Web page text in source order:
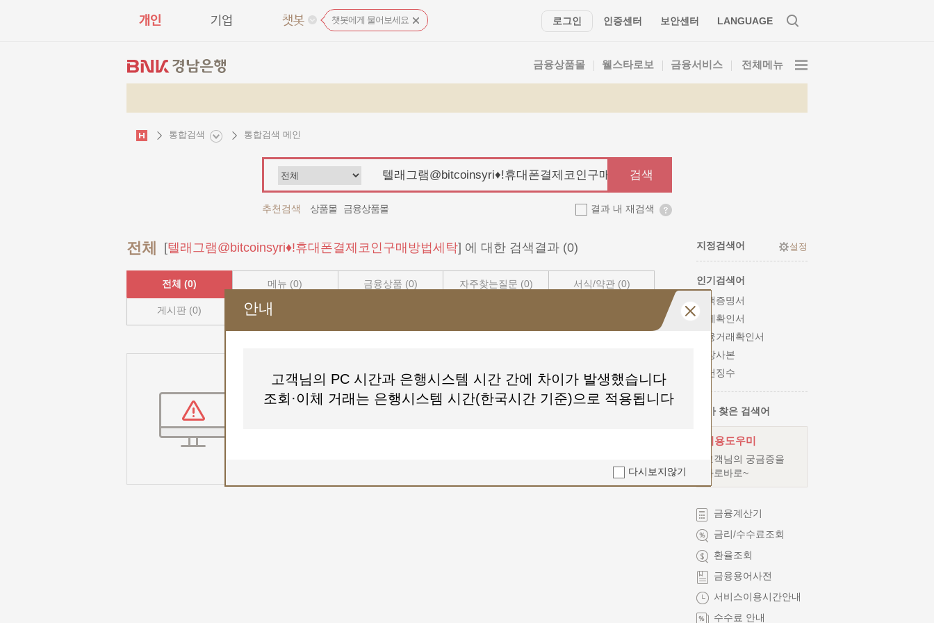
안내
고객님의 PC 시간과 은행시스템 시간 간에 차이가 발생했습니다
조회·이체 거래는 은행시스템 시간(한국시간 기준)으로 적용됩니다
다시보지않기
개인 기업 챗봇 챗봇에게 물어보세요 로그인 인증센터 보안센터
LANGUAGE
금융상품몰 웰스타로보 금융서비스 전체메뉴
통합검색 통합검색 메인
어
선
검색
추천검색 상품몰 금융상품몰 결과 내 재검색
전체 [텔래그램@bitcoinsyri♦ǃ휴대폰결제코인구매방법세탁] 에 대한 검색결과 (0)
전체(0) 메뉴 (0) 금융상품 (0) 자주찾는질문 (0) 서식/약관 (0)
게시판 (0) 영업점
검색결과가 없습니다 : [텔래그램@bitcoinsyri♦ǃ휴대폰결제코
인구매방법세탁]
지정검색어
인기검색어
잔액증명서
이체확인서
금융거래확인서
통장사본
원천징수
내가 찾은 검색어
이용도우미
고객님의 궁금증을
바로바로~
금융계산기
금리/수수료조회
환율조회
금융용어사전
서비스이용시간안내
수수료 안내